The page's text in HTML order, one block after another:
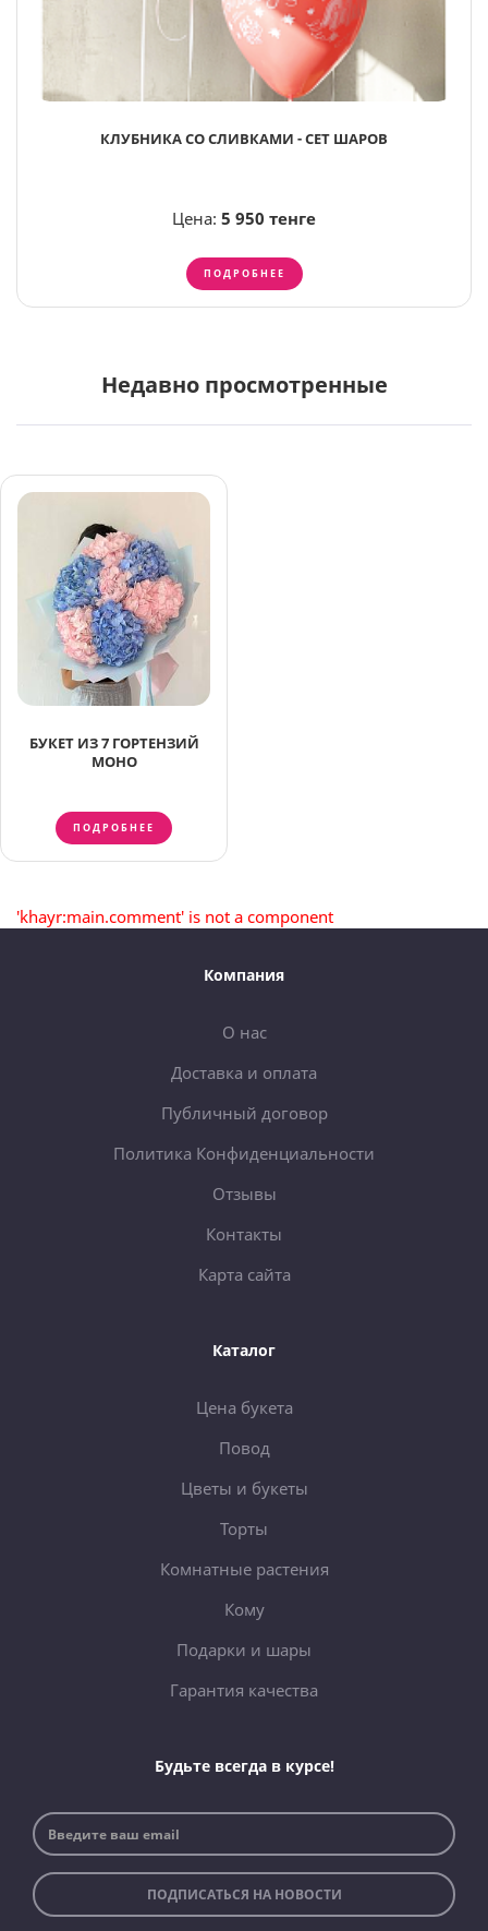
КЛУБНИКА СО СЛИВКАМИ - СЕТ ШАРОВ
Цена: 5 950 тенге
ПОДРОБНЕЕ
Недавно просмотренные
БУКЕТ ИЗ 7 ГОРТЕНЗИЙ
МОНО
ПОДРОБНЕЕ
'khayr:main.comment' is not a component
Компания
О нас
Доставка и оплата
Публичный договор
Политика Конфиденциальности
Отзывы
Контакты
Карта сайта
Каталог
Цена букета
Повод
Цветы и букеты
Торты
Комнатные растения
Кому
Подарки и шары
Гарантия качества
Будьте всегда в курсе!
ПОДПИСАТЬСЯ НА НОВОСТИ